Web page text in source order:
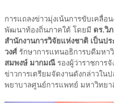
การแถลงข่าวมุ่งเน้นการขับเคลื่อ
พัฒนาท้องถิ่นภาคใต้ โดยมี ดร.วิ
สำนักงานการวิจัยแห่งชาติ เป็นปร
วงศ์รักษาการแทนอธิการบดีมหา
สมพงษ์ มากมณีรองผู้ว่าราชการ
ข่าวการเตรียมจัดงานดังกล่าวใน
พยาบาลศูนย์การแพทย์ มหาวิทย